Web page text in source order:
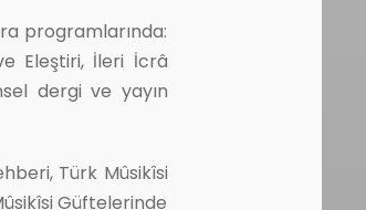
programlarında:
Eleştiri, İleri İcrâ
dergi ve yayın
Türk Mûsikîsi
Güftelerinde